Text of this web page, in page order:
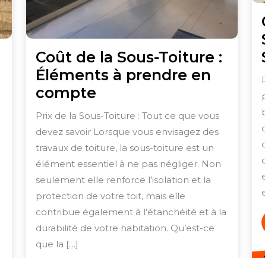
Coût de la Sous-Toiture :
Éléments à prendre en
compte
de
la
Sous-
Toiture
:
Éléments
à
prendre
Prix de la Sous-Toiture : Tout ce que vous
devez savoir Lorsque vous envisagez des
travaux de toiture, la sous-toiture est un
élément essentiel à ne pas négliger. Non
seulement elle renforce l’isolation et la
protection de votre toit, mais elle
contribue également à l’étanchéité et à la
durabilité de votre habitation. Qu’est-ce
que la […]